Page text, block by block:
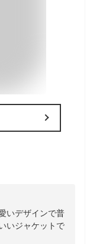
いデザインで普
いジャケットで